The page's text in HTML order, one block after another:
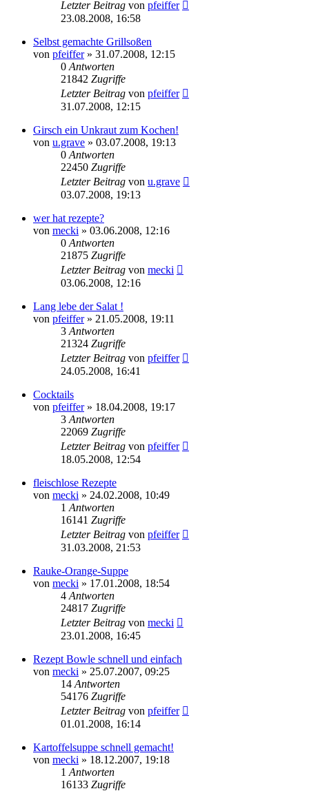
Letzter Beitrag von pfeiffer
23.08.2008, 16:58
Selbst gemachte Grillsoßen
von pfeiffer» 31.07.2008, 12:15
0 Antworten
21842 Zugriffe
Letzter Beitrag von pfeiffer
31.07.2008, 12:15
Girsch ein Unkraut zum Kochen!
von u.grave » 03.07.2008, 19:13
0 Antworten
22450 Zugriffe
Letzter Beitrag von u.grave
03.07.2008, 19:13
wer hat rezepte?
von mecki » 03.06.2008, 12:16
0 Antworten
21875 Zugriffe
Letzter Beitrag von mecki
03.06.2008, 12:16
Lang lebe der Salat !
von pfeiffer» 21.05.2008, 19:11
3 Antworten
21324 Zugriffe
Letzter Beitrag von pfeiffer
24.05.2008, 16:41
Cocktails
von pfeiffer» 18.04.2008, 19:17
3 Antworten
22069 Zugriffe
Letzter Beitrag von pfeiffer
18.05.2008, 12:54
fleischlose Rezepte
von mecki » 24.02.2008, 10:49
1 Antworten
16141 Zugriffe
Letzter Beitrag von pfeiffer
31.03.2008, 21:53
Rauke-Orange-Suppe
von mecki » 17.01.2008, 18:54
4 Antworten
24817 Zugriffe
Letzter Beitrag von mecki
23.01.2008, 16:45
Rezept Bowle schnell und einfach
von mecki » 25.07.2007, 09:25
14 Antworten
54176 Zugriffe
Letzter Beitrag von pfeiffer
01.01.2008, 16:14
Kartoffelsuppe schnell gemacht!
von mecki » 18.12.2007, 19:18
1 Antworten
16133 Zugriffe